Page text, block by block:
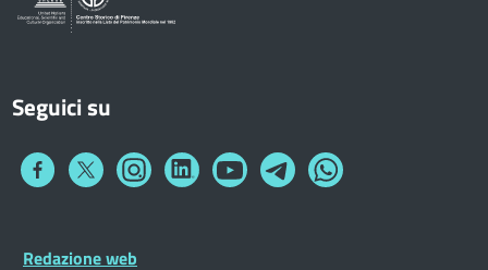
Seguici su
Collegamento
Collegamento
a
Collegamento
a
Collegamento
a
Collegamento
a
Collegamento
a
Collegamento
a
Footer
Redazione web